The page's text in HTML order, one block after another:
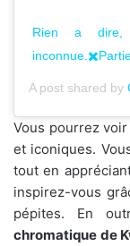
Rien a dire,
A post shared by
Vous pourrez
et iconiques.
tout en
inspirez-vous
pépites. En
chromatique de